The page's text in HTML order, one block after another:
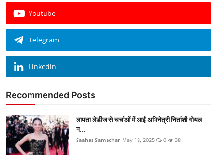
Youtube
Telegram
Linkedin
Recommended Posts
लापता लेडीज से चर्चाओं में आईं अभिनेत्री नितांशी गोयल
न...
Saahas Samachar May 18, 2025 0 38